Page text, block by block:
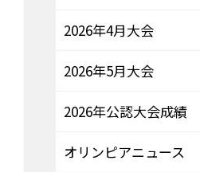
2026年4月大会
2026年5月大会
2026年公認大会成績
オリンピアニュース